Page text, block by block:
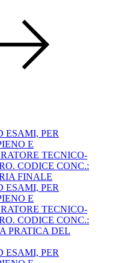
ESAMI, PER
E
TECNICO-
CODICE CONC.:
FINALE
ESAMI, PER
E
TECNICO-
CODICE CONC.:
PRATICA DEL
ESAMI, PER